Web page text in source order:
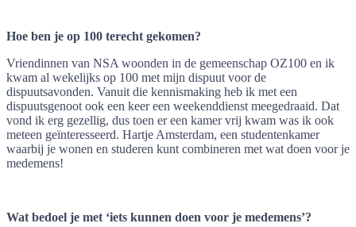
Hoe ben je op 100 terecht gekomen?
Vriendinnen van NSA woonden in de gemeenschap OZ100 en ik
kwam al wekelijks op 100 met mijn dispuut voor de
dispuutsavonden. Vanuit die kennismaking heb ik met een
dispuutsgenoot ook een keer een weekenddienst meegedraaid. Dat
vond ik erg gezellig, dus toen er een kamer vrij kwam was ik ook
meteen geïnteresseerd. Hartje Amsterdam, een studentenkamer
waarbij je wonen en studeren kunt combineren met wat doen voor je
medemens!
Wat bedoel je met ‘iets kunnen doen voor je medemens’?